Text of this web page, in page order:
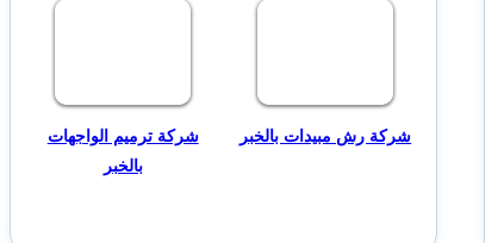
شركة رش مبيدات بالخبر
شركة ترميم الواجهات
بالخبر